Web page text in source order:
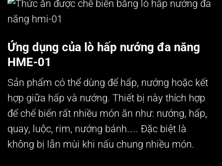
Ứng dụng của lò hấp nướng đa năng
HME-01
Sản phẩm có thể dùng để hấp, nướng hoặc kết
hợp giữa hấp và nướng. Thiết bị này thích hợp
để chế biến rất nhiều món ăn như: nướng, hấp,
quay, luộc, rim, nướng bánh….. Đặc biệt là
không bị lẫn mùi khi nấu chung nhiều món.